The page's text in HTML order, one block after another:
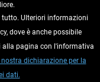
tutto. Ulteriori informazioni
dove è anche possibile
alla pagina con l'informativa
dichiarazione per la
dati.